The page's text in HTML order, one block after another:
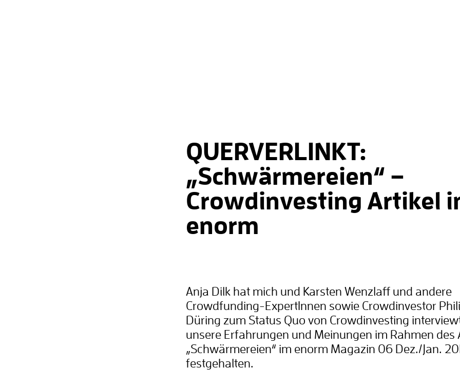
QUERVERLINKT:
„Schwärmereien“ –
Crowdinvesting Artikel
enorm
Anja Dilk hat mich und Karsten Wenzlaff und andere
Crowdfunding-ExpertInnen sowie Crowdinvestor
Düring zum Status Quo von Crowdinvesting
unsere Erfahrungen und Meinungen im Rahmen des
„Schwärmereien“ im enorm Magazin 06 Dez./Jan.
festgehalten.